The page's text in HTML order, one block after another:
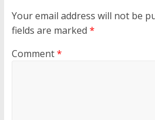
Your email address will not be
fields are marked *
Comment*